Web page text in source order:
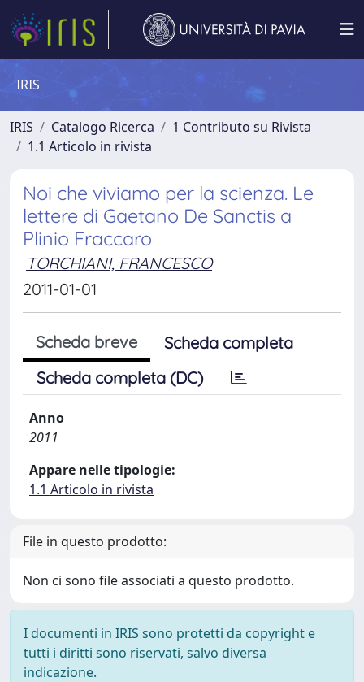
IRIS
IRIS Catalogo Ricerca
1 Contributo su Rivista
1.1 Articolo in rivista
Noi che viviamo per la scienza. Le
lettere di Gaetano De Sanctis a
Plinio Fraccaro
TORCHIANI, FRANCESCO
2011-01-01
Scheda breve
Scheda completa
Scheda completa (DC)
Anno
2011
Appare nelle tipologie:
1.1 Articolo in rivista
File in questo prodotto:
Non ci sono file associati a questo prodotto.
I documenti in IRIS sono protetti da copyright e
tutti i diritti sono riservati, salvo diversa
indicazione.